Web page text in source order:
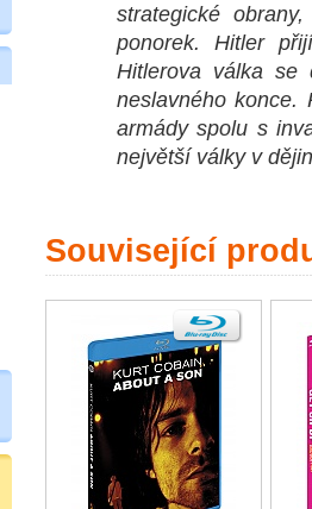
strategické
ponorek. Hitler
Hitlerova válka se
neslavného konce.
armády spolu s
největší války v
Související